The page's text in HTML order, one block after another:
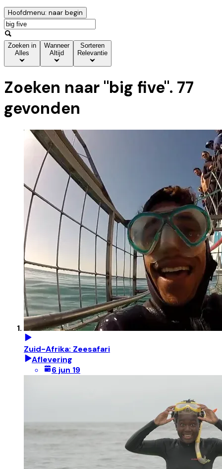
Hoofdmenu: naar begin
Zoeken in
Alles
Wanneer
Altijd
Sorteren
Relevantie
Zoeken naar "big five". 77
gevonden
Zuid-Afrika: Zeesafari
Aflevering
6 jun 19